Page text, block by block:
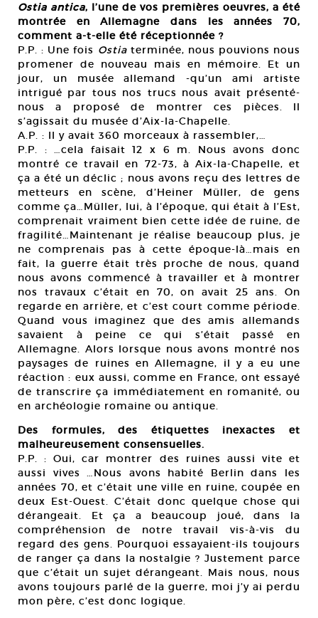
Ostia antica, l’une de vos premières oeuvres, a été
montrée en Allemagne dans les années 70,
comment a-t-elle été réceptionnée ?
P.P. : Une fois Ostiaterminée, nous pouvions nous
promener de nouveau mais en mémoire. Et un
jour, un musée allemand -qu’un ami artiste
intrigué par tous nos trucs nous avait présenté-
nous a proposé de montrer ces pièces. Il
s’agissait du musée d’Aix-la-Chapelle.
A.P. : Il y avait 360 morceaux à rassembler,…
P.P. : …cela faisait 12 x 6 m. Nous avons donc
montré ce travail en 72-73, à Aix-la-Chapelle, et
ça a été un déclic ; nous avons reçu des lettres de
metteurs en scène, d’Heiner Müller, de gens
comme ça…Müller, lui, à l’époque, qui était à l’Est,
comprenait vraiment bien cette idée de ruine, de
fragilité…Maintenant je réalise beaucoup plus, je
ne comprenais pas à cette époque-là…mais en
fait, la guerre était très proche de nous, quand
nous avons commencé à travailler et à montrer
nos travaux c’était en 70, on avait 25 ans. On
regarde en arrière, et c’est court comme période.
Quand vous imaginez que des amis allemands
savaient à peine ce qui s’était passé en
Allemagne. Alors lorsque nous avons montré nos
paysages de ruines en Allemagne, il y a eu une
réaction : eux aussi, comme en France, ont essayé
de transcrire ça immédiatement en romanité, ou
en archéologie romaine ou antique.
Des formules, des étiquettes inexactes et
malheureusement consensuelles.
P.P. : Oui, car montrer des ruines aussi vite et
aussi vives …Nous avons habité Berlin dans les
années 70, et c’était une ville en ruine, coupée en
deux Est-Ouest. C’était donc quelque chose qui
dérangeait. Et ça a beaucoup joué, dans la
compréhension de notre travail vis-à-vis du
regard des gens. Pourquoi essayaient-ils toujours
de ranger ça dans la nostalgie ? Justement parce
que c’était un sujet dérangeant. Mais nous, nous
avons toujours parlé de la guerre, moi j’y ai perdu
mon père, c’est donc logique.